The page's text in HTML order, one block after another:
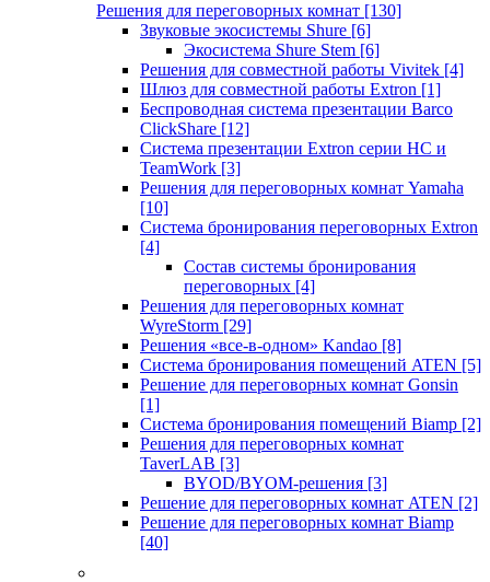
Решения для переговорных комнат [130]
Звуковые экосистемы Shure [6]
Экосистема Shure Stem [6]
Решения для совместной работы Vivitek [4]
Шлюз для совместной работы Extron [1]
Беспроводная система презентации Barco
ClickShare [12]
Система презентации Extron серии HC и
TeamWork [3]
Решения для переговорных комнат Yamaha
[10]
Система бронирования переговорных Extron
[4]
Состав системы бронирования
переговорных [4]
Решения для переговорных комнат
WyreStorm [29]
Решения «все-в-одном» Kandao [8]
Система бронирования помещений ATEN [5]
Решение для переговорных комнат Gonsin
[1]
Система бронирования помещений Biamp [2]
Решения для переговорных комнат
TaverLAB [3]
BYOD/BYOM-решения [3]
Решение для переговорных комнат ATEN [2]
Решение для переговорных комнат Biamp
[40]